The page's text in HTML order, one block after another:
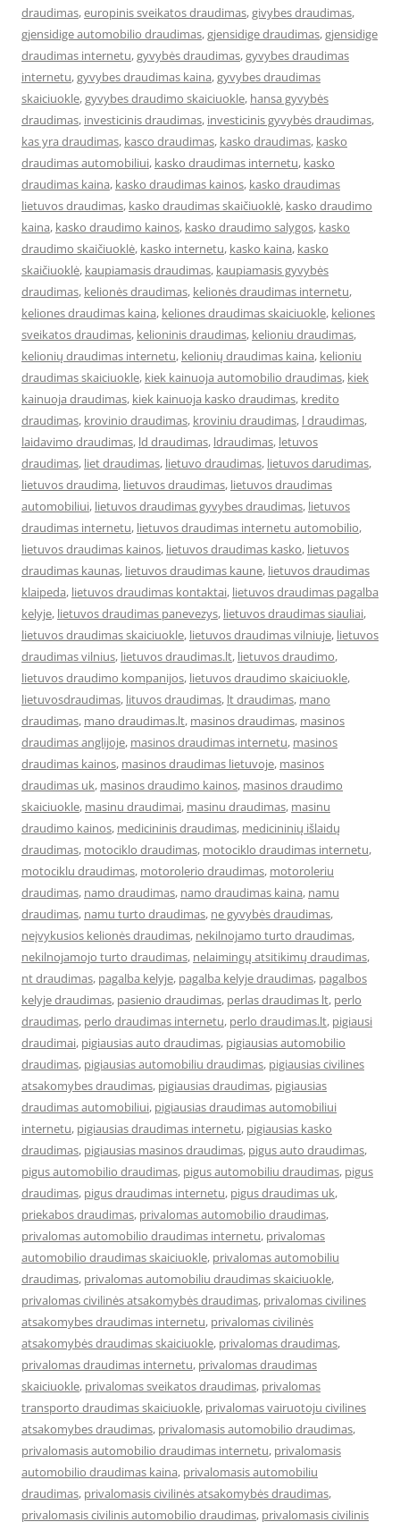
draudimas,europinis sveikatos draudimas,givybes draudimas,
gjensidige automobilio draudimas,gjensidige draudimas,gjensidige
draudimas internetu,gyvybės draudimas,gyvybes draudimas
internetu,gyvybes draudimas kaina,gyvybes draudimas
skaiciuokle,gyvybes draudimo skaiciuokle, hansa gyvybės
draudimas, investicinis draudimas, investicinis gyvybės draudimas,
kas yra draudimas, kasco draudimas, kasko draudimas, kasko
draudimas automobiliui, kasko draudimas internetu, kasko
draudimas kaina, kasko draudimas kainos, kasko draudimas
lietuvos draudimas, kasko draudimas skaičiuoklė, kasko draudimo
kaina, kasko draudimo kainos, kasko draudimo salygos, kasko
draudimo skaičiuoklė, kasko internetu, kasko kaina, kasko
skaičiuoklė, kaupiamasis draudimas, kaupiamasis gyvybės
draudimas, kelionės draudimas, kelionės draudimas internetu,
keliones draudimas kaina, keliones draudimas skaiciuokle, keliones
sveikatos draudimas, kelioninis draudimas, kelioniu draudimas,
kelionių draudimas internetu, kelionių draudimas kaina, kelioniu
draudimas skaiciuokle, kiek kainuoja automobilio draudimas, kiek
kainuoja draudimas, kiek kainuoja kasko draudimas, kredito
draudimas, krovinio draudimas, kroviniu draudimas, l draudimas,
laidavimo draudimas, ld draudimas, ldraudimas, letuvos
draudimas, liet draudimas, lietuvo draudimas, lietuvos darudimas,
lietuvos draudima, lietuvos draudimas, lietuvos draudimas
automobiliui, lietuvos draudimas gyvybes draudimas, lietuvos
draudimas internetu, lietuvos draudimas internetu automobilio,
lietuvos draudimas kainos, lietuvos draudimas kasko, lietuvos
draudimas kaunas, lietuvos draudimas kaune, lietuvos draudimas
klaipeda, lietuvos draudimas kontaktai, lietuvos draudimas pagalba
kelyje, lietuvos draudimas panevezys, lietuvos draudimas siauliai,
lietuvos draudimas skaiciuokle, lietuvos draudimas vilniuje, lietuvos
draudimas vilnius, lietuvos draudimas.lt, lietuvos draudimo,
lietuvos draudimo kompanijos, lietuvos draudimo skaiciuokle,
lietuvosdraudimas, lituvos draudimas, lt draudimas, mano
draudimas, mano draudimas.lt, masinos draudimas, masinos
draudimas anglijoje, masinos draudimas internetu, masinos
draudimas kainos, masinos draudimas lietuvoje, masinos
draudimas uk, masinos draudimo kainos, masinos draudimo
skaiciuokle, masinu draudimai, masinu draudimas, masinu
draudimo kainos, medicininis draudimas, medicininių išlaidų
draudimas, motociklo draudimas, motociklo draudimas internetu,
motociklu draudimas, motorolerio draudimas, motoroleriu
draudimas, namo draudimas, namo draudimas kaina, namu
draudimas, namu turto draudimas, ne gyvybės draudimas,
neįvykusios kelionės draudimas, nekilnojamo turto draudimas,
nekilnojamojo turto draudimas, nelaimingų atsitikimų draudimas,
nt draudimas, pagalba kelyje, pagalba kelyje draudimas, pagalbos
kelyje draudimas, pasienio draudimas, perlas draudimas lt, perlo
draudimas, perlo draudimas internetu, perlo draudimas.lt, pigiausi
draudimai, pigiausias auto draudimas, pigiausias automobilio
draudimas, pigiausias automobiliu draudimas, pigiausias civilines
atsakomybes draudimas, pigiausias draudimas, pigiausias
draudimas automobiliui, pigiausias draudimas automobiliui
internetu, pigiausias draudimas internetu, pigiausias kasko
draudimas, pigiausias masinos draudimas, pigus auto draudimas,
pigus automobilio draudimas, pigus automobiliu draudimas, pigus
draudimas, pigus draudimas internetu, pigus draudimas uk,
priekabos draudimas, privalomas automobilio draudimas,
privalomas automobilio draudimas internetu, privalomas
automobilio draudimas skaiciuokle, privalomas automobiliu
draudimas, privalomas automobiliu draudimas skaiciuokle,
privalomas civilinės atsakomybės draudimas, privalomas civilines
atsakomybes draudimas internetu, privalomas civilinės
atsakomybės draudimas skaiciuokle, privalomas draudimas,
privalomas draudimas internetu, privalomas draudimas
skaiciuokle, privalomas sveikatos draudimas, privalomas
transporto draudimas skaiciuokle, privalomas vairuotoju civilines
atsakomybes draudimas, privalomasis automobilio draudimas,
privalomasis automobilio draudimas internetu, privalomasis
automobilio draudimas kaina, privalomasis automobiliu
draudimas, privalomasis civilinės atsakomybės draudimas,
privalomasis civilinis automobilio draudimas, privalomasis civilinis